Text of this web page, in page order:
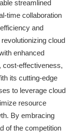
streamlined
time collaboration
and
cloud
enhanced
cost-effectiveness,
its cutting-edge
to leverage cloud
resource
By embracing
of the competition